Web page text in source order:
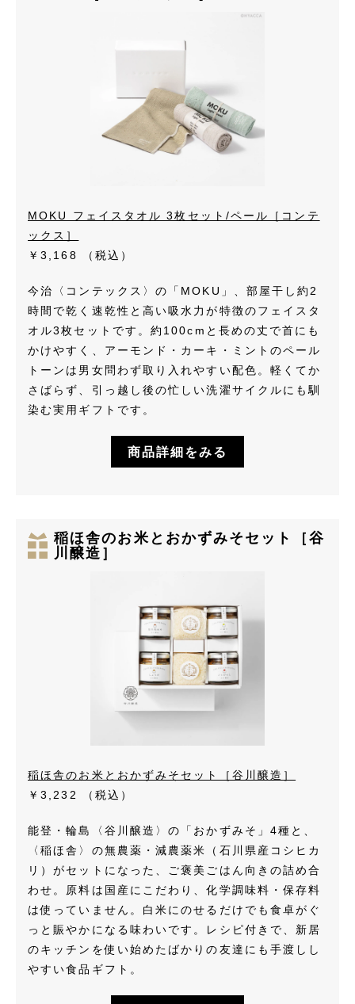
MOKU フェイスタオル 3枚セット/ペール［コンテ
ックス］
￥3,168
（税込）
今治〈コンテックス〉の「MOKU」、部屋干し約2
時間で乾く速乾性と高い吸水力が特徴のフェイスタ
オル3枚セットです。約100cmと長めの丈で首にも
かけやすく、アーモンド・カーキ・ミントのペール
トーンは男女問わず取り入れやすい配色。軽くてか
さばらず、引っ越し後の忙しい洗濯サイクルにも馴
染む実用ギフトです。
商品詳細をみる
稲ほ舎のお米とおかずみそセット［谷
川醸造］
稲ほ舎のお米とおかずみそセット［谷川醸造］
￥3,232
（税込）
能登・輪島〈谷川醸造〉の「おかずみそ」4種と、
〈稲ほ舎〉の無農薬・減農薬米（石川県産コシヒカ
リ）がセットになった、ご褒美ごはん向きの詰め合
わせ。原料は国産にこだわり、化学調味料・保存料
は使っていません。白米にのせるだけでも食卓がぐ
っと賑やかになる味わいです。レシピ付きで、新居
のキッチンを使い始めたばかりの友達にも手渡しし
やすい食品ギフト。